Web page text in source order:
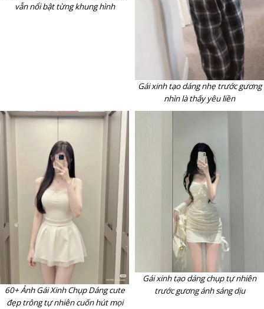
vẫn nổi bật từng khung hình
Gái xinh tạo dáng nhẹ trước gương
nhìn là thấy yêu liền
60+ Ảnh Gái Xinh Chụp Dáng cute
đẹp trông tự nhiên cuốn hút mọi
Gái xinh tạo dáng chụp tự nhiên
trước gương ánh sáng dịu